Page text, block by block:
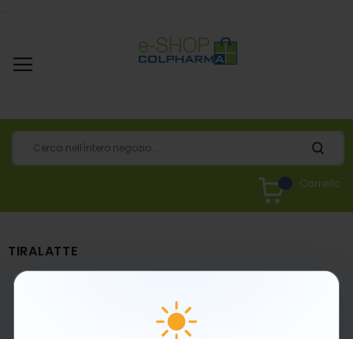
. .
Carrello
TIRALATTE
Non abbiamo trovato articoli corrispondenti ai
parametri selezionati.